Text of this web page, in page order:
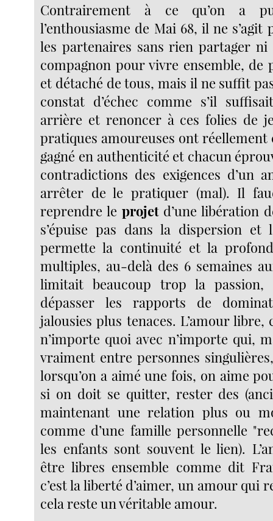
Contrairement à ce qu’on a
l’enthousiasme de Mai 68, il ne
les partenaires sans rien partager
compagnon pour vivre ensemble, de
et détaché de tous, mais il ne suffit
constat d’échec comme s’il
arrière et renoncer à ces folies de
pratiques amoureuses ont réellement
gagné en authenticité et chacun
contradictions des exigences d’un
arrêter de le pratiquer (mal). Il
reprendre le projetd’une libération
s’épuise pas dans la dispersion et
permette la continuité et la
multiples, au-delà des 6 semaines
limitait beaucoup trop la passion,
dépasser les rapports de
jalousies plus tenaces. L’amour libre,
n’importe quoi avec n’importe qui,
vraiment entre personnes
lorsqu’on a aimé une fois, on aime
si on doit se quitter, rester des
maintenant une relation plus ou
comme d’une famille personnelle
les enfants sont souvent le lien).
être libres ensemble comme dit
c’est la liberté d’aimer, un amour qui
cela reste un véritable amour.